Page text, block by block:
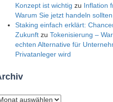
Konzept ist wichtig zu Inflation
Warum Sie jetzt handeln
Staking einfach erklärt:
Zukunft zu Tokenisierung –
echten Alternative für
Privatanleger wird